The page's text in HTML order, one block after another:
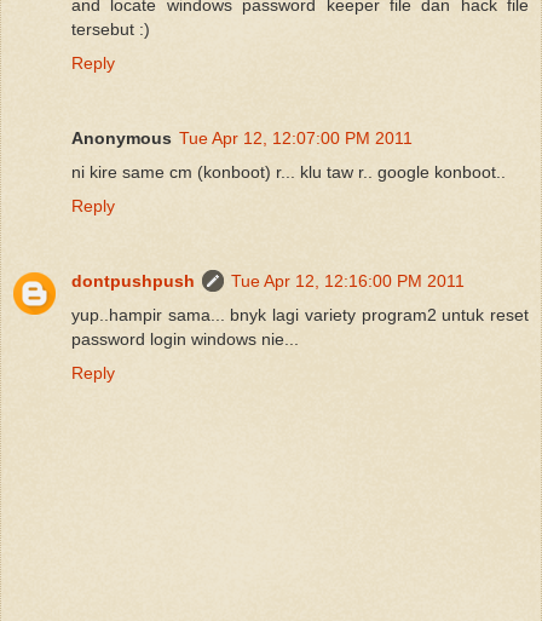
and locate windows password keeper file dan hack file
tersebut :)
Reply
Anonymous Tue Apr 12, 12:07:00 PM 2011
ni kire same cm (konboot) r... klu taw r.. google konboot..
Reply
dontpushpush
Tue Apr 12, 12:16:00 PM 2011
yup..hampir sama... bnyk lagi variety program2 untuk reset
password login windows nie...
Reply